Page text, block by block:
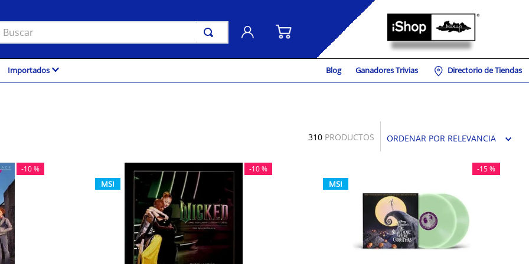
Importados Blog Ganadores Trivias Directorio de Tiendas
310 PRODUCTOS ORDENAR POR RELEVANCIA
-10 %
MSI
-10 %
MSI
-15 %